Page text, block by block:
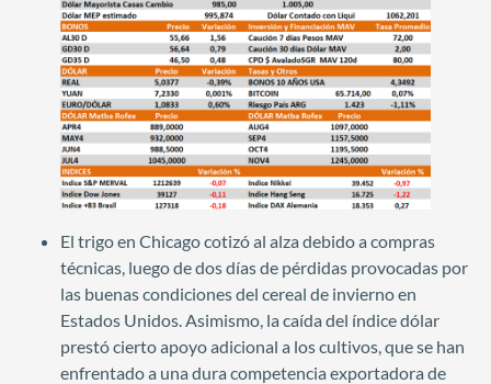
El trigo en Chicago cotizó al alza debido a compras
técnicas, luego de dos días de pérdidas provocadas por
las buenas condiciones del cereal de invierno en
Estados Unidos. Asimismo, la caída del índice dólar
prestó cierto apoyo adicional a los cultivos, que se han
enfrentado a una dura competencia exportadora de